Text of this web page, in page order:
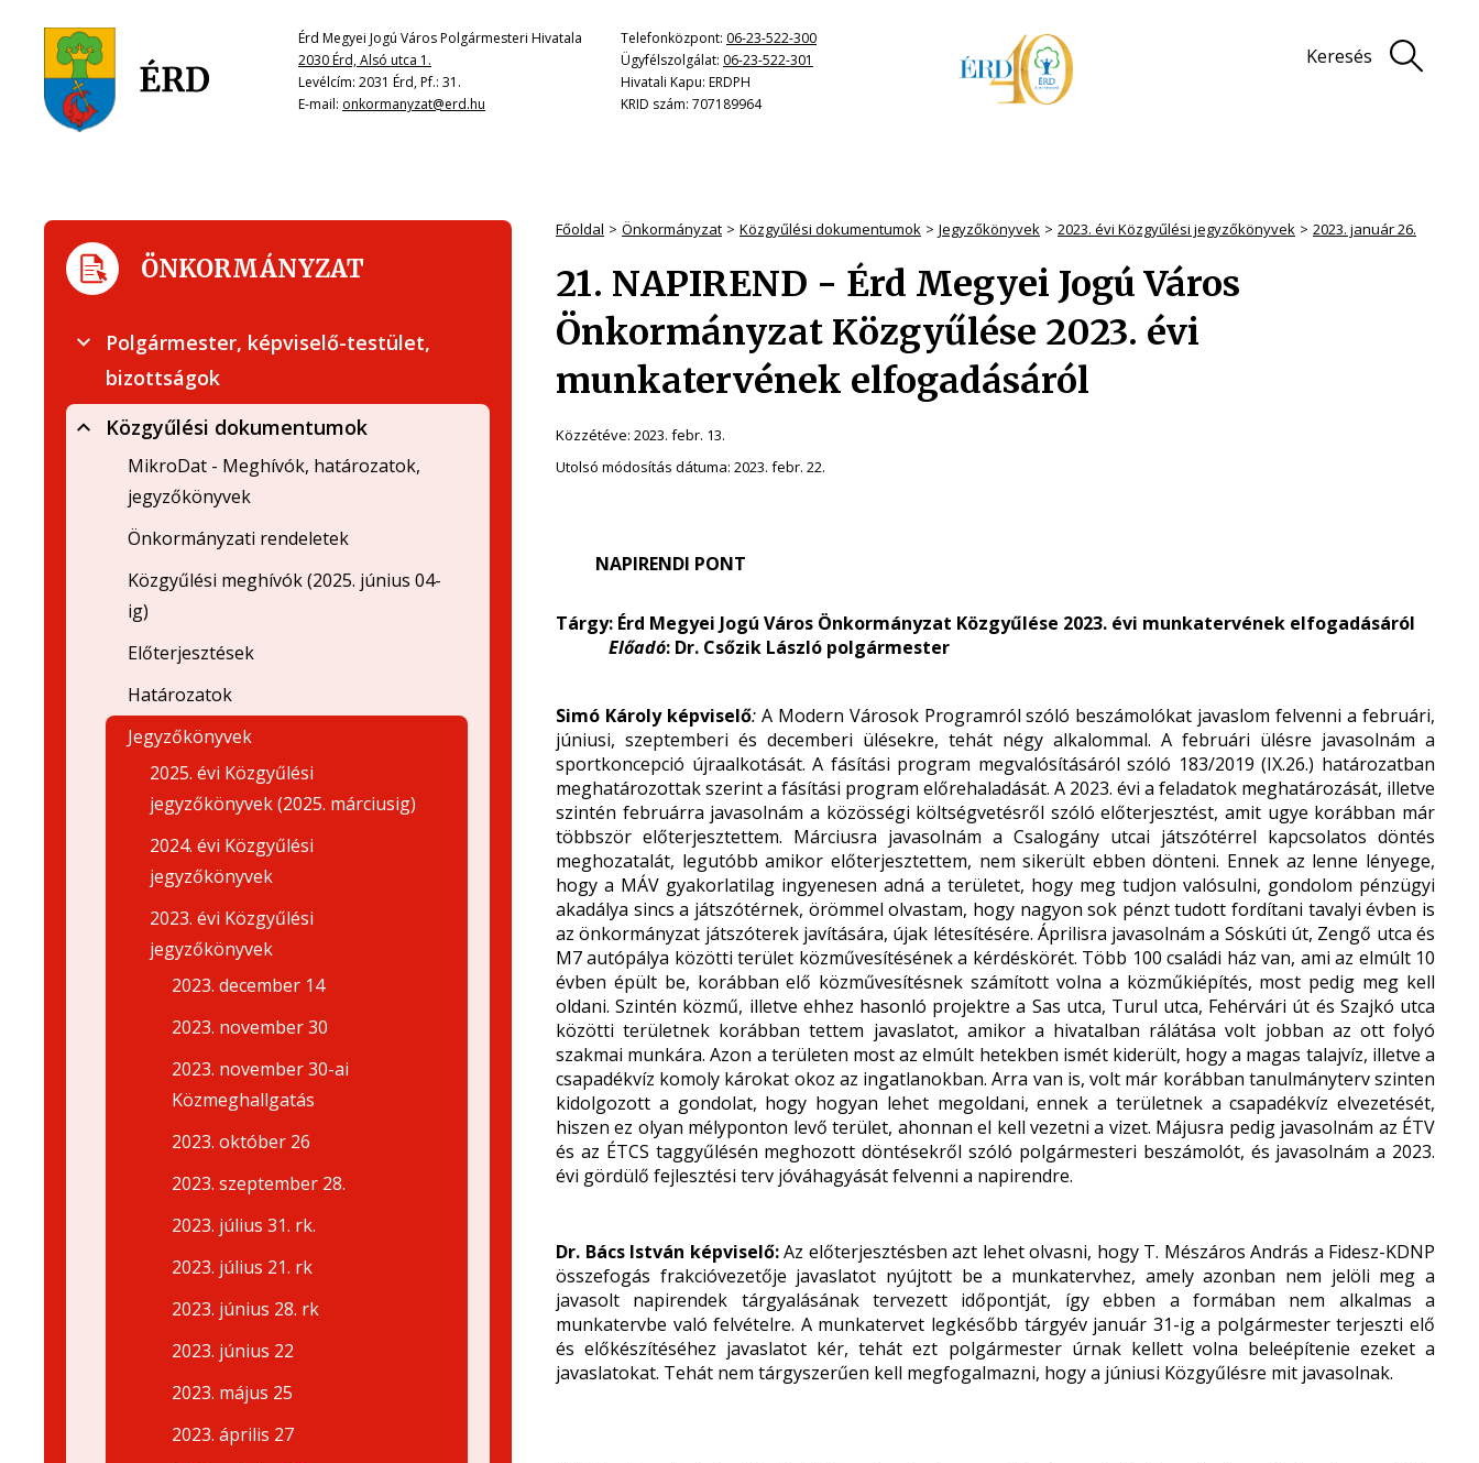
Érd Megyei Jogú Város Polgármesteri Hivatala
2030 Érd, Alsó utca 1.
Levélcím: 2031 Érd, Pf.: 31.
E-mail: onkormanyzat@erd.hu
Telefonközpont: 06-23-522-300
Ügyfélszolgálat: 06-23-522-301
Hivatali Kapu: ERDPH
KRID szám: 707189964
Keresés
Főoldal Önkormányzat Közgyűlési dokumentumok Jegyzőkönyvek 2023. évi Közgyűlési jegyzőkönyvek 2023. január 26.
21. NAPIREND - Érd Megyei Jogú Város
Önkormányzat Közgyűlése 2023. évi
munkatervének elfogadásáról
Közzétéve: 2023. febr. 13.
Utolsó módosítás dátuma: 2023. febr. 22.
NAPIRENDI PONT
Tárgy: Érd Megyei Jogú Város Önkormányzat Közgyűlése 2023. évi munkatervének elfogadásáról
Előadó: Dr. Csőzik László polgármester
Simó Károly képviselő:A Modern Városok Programról szóló beszámolókat javaslom felvenni a februári,
júniusi, szeptemberi és decemberi ülésekre, tehát négy alkalommal. A februári ülésre javasolnám a
sportkoncepció újraalkotását. A fásítási program megvalósításáról szóló 183/2019 (IX.26.) határozatban
meghatározottak szerint a fásítási program előrehaladását. A 2023. évi a feladatok meghatározását, illetve
szintén februárra javasolnám a közösségi költségvetésről szóló előterjesztést, amit ugye korábban már
többször előterjesztettem. Márciusra javasolnám a Csalogány utcai játszótérrel kapcsolatos döntés
meghozatalát, legutóbb amikor előterjesztettem, nem sikerült ebben dönteni. Ennek az lenne lényege,
hogy a MÁV gyakorlatilag ingyenesen adná a területet, hogy meg tudjon valósulni, gondolom pénzügyi
akadálya sincs a játszótérnek, örömmel olvastam, hogy nagyon sok pénzt tudott fordítani tavalyi évben is
az önkormányzat játszóterek javítására, újak létesítésére. Áprilisra javasolnám a Sóskúti út, Zengő utca és
M7 autópálya közötti terület közművesítésének a kérdéskörét. Több 100 családi ház van, ami az elmúlt 10
évben épült be, korábban elő közművesítésnek számított volna a közműkiépítés, most pedig meg kell
oldani. Szintén közmű, illetve ehhez hasonló projektre a Sas utca, Turul utca, Fehérvári út és Szajkó utca
közötti területnek korábban tettem javaslatot, amikor a hivatalban rálátása volt jobban az ott folyó
szakmai munkára. Azon a területen most az elmúlt hetekben ismét kiderült, hogy a magas talajvíz, illetve a
csapadékvíz komoly károkat okoz az ingatlanokban. Arra van is, volt már korábban tanulmányterv szinten
kidolgozott a gondolat, hogy hogyan lehet megoldani, ennek a területnek a csapadékvíz elvezetését,
hiszen ez olyan mélyponton levő terület, ahonnan el kell vezetni a vizet. Májusra pedig javasolnám az ÉTV
és az ÉTCS taggyűlésén meghozott döntésekről szóló polgármesteri beszámolót, és javasolnám a 2023.
évi gördülő fejlesztési terv jóváhagyását felvenni a napirendre.
Dr. Bács István képviselő:Az előterjesztésben azt lehet olvasni, hogy T. Mészáros András a Fidesz-KDNP
összefogás frakcióvezetője javaslatot nyújtott be a munkatervhez, amely azonban nem jelöli meg a
javasolt napirendek tárgyalásának tervezett időpontját, így ebben a formában nem alkalmas a
munkatervbe való felvételre. A munkatervet legkésőbb tárgyév január 31-ig a polgármester terjeszti elő
és előkészítéséhez javaslatot kér, tehát ezt polgármester úrnak kellett volna beleépítenie ezeket a
javaslatokat. Tehát nem tárgyszerűen kell megfogalmazni, hogy a júniusi Közgyűlésre mit javasolnak.
ÖNKORMÁNYZAT
Polgármester, képviselő-testület,
bizottságok
Közgyűlési dokumentumok
MikroDat - Meghívók, határozatok,
jegyzőkönyvek
Önkormányzati rendeletek
Közgyűlési meghívók (2025. június 04-
ig)
Előterjesztések
Határozatok
Jegyzőkönyvek
2025. évi Közgyűlési
jegyzőkönyvek (2025. márciusig)
2024. évi Közgyűlési
jegyzőkönyvek
2023. évi Közgyűlési
jegyzőkönyvek
2023. december 14
2023. november 30
2023. november 30-ai
Közmeghallgatás
2023. október 26
2023. szeptember 28.
2023. július 31. rk.
2023. július 21. rk
2023. június 28. rk
2023. június 22
2023. május 25
2023. április 27